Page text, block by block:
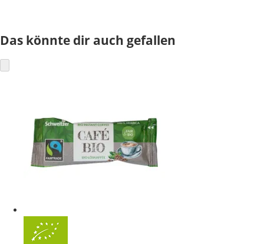
Das könnte dir auch gefallen